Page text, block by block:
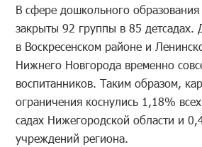
В сфере дошкольного образования
закрыты 92 группы в 85 детсадах.
в Воскресенском районе и
Нижнего Новгорода временно
воспитанников. Таким образом,
ограничения коснулись 1,18%
садах Нижегородской области и
учреждений региона.